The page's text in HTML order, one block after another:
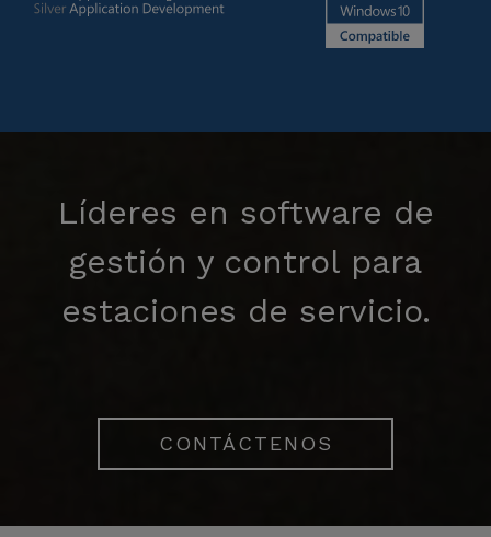
Líderes en software de
gestión y control para
estaciones de servicio.
CONTÁCTENOS